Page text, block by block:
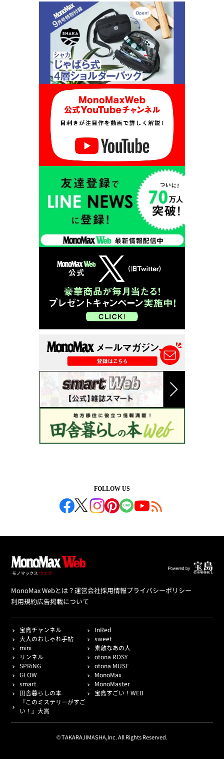
FOLLOW US
MonoMax Webとは？運営会社採用情報プライバシーポリシー
利用規約広告掲載について
宝島チャンネル
InRed
大人のおしゃれ手帖
sweet
mini
素敵なあの人
リンネル
otona ROSY
SPRiNG
otona MUSE
GLOW
MonoMax
smart
MonoMaster
田舎暮らしの本
宝島すごい！WEB
『このミステリーがすご
い！』大賞
© TAKARAJIMASHA,Inc. All Rights Reserved.